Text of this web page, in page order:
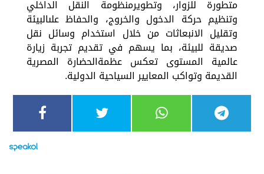
متطورة للزوار، وتطويرمنظومة النقل الداخلي
وتنظيم حركة الدخول والخروج، والحفاظ علىالبيئة
وتقليل الانبعاثات من خلال استخدام وسائل نقل
صديقة للبيئة، بما يسهم في تقديم تجربة زيارة
عالمية المستوى تعكس عظمةالحضارة المصرية
القديمة وتواكب المعايير السياحية الدولية.